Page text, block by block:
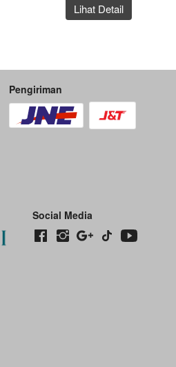
Lihat Detail
Pengiriman
Social Media